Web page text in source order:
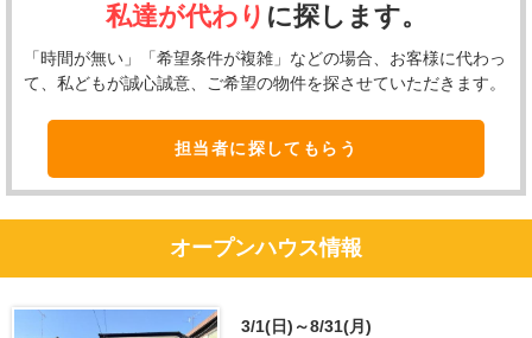
私達が代わり に探します。
「時間が無い」「希望条件が複雑」などの場合、お客様に代わっ
て、私どもが誠心誠意、ご希望の物件を探させていただきます。
担当者に探してもらう
オープンハウス情報
3/1(日)～8/31(月)